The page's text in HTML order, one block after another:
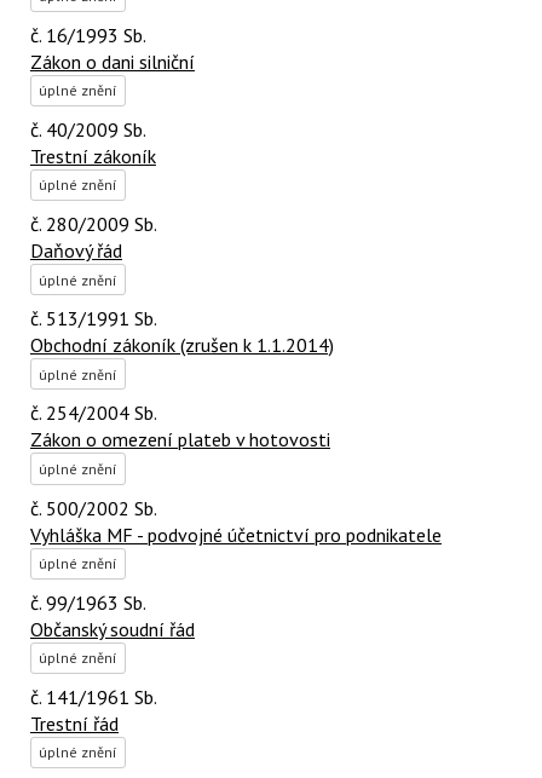
č. 16/1993 Sb.
Zákon o dani silniční
úplné znění
č. 40/2009 Sb.
Trestní zákoník
úplné znění
č. 280/2009 Sb.
Daňový řád
úplné znění
č. 513/1991 Sb.
Obchodní zákoník (zrušen k 1.1.2014)
úplné znění
č. 254/2004 Sb.
Zákon o omezení plateb v hotovosti
úplné znění
č. 500/2002 Sb.
Vyhláška MF - podvojné účetnictví pro podnikatele
úplné znění
č. 99/1963 Sb.
Občanský soudní řád
úplné znění
č. 141/1961 Sb.
Trestní řád
úplné znění